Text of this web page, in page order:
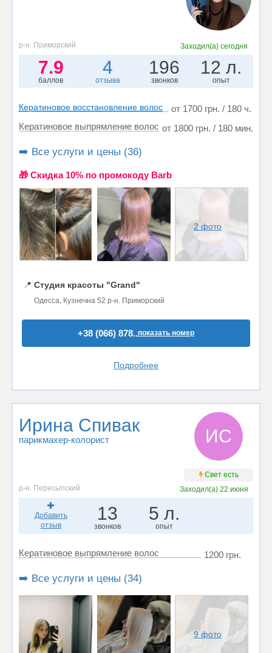
р-н. Приморский Заходил(а)сегодня
7.9
баллов
4
отзыва
196
звонков
12 л.
опыт
Кератиновое восстановление волос
от 1700 грн. / 180 ч.
Кератиновое выпрямление волос от 1800 грн. / 180 мин.
➡️ Все услуги и цены (36)
🎁 Cкидка 10% по промокоду Barb
2 фото
📍 Студия красоты "Grand"
Одесса, Кузнечна 52 р-н. Приморский
+38 (066) 878..показать номер
Подробнее
Ирина Спивак
парикмахер-колорист ИС
Свет есть
р-н. Пересыпский
Заходил(а)22 июня
Добавить
отзыв
13
звонков
5 л.
опыт
Кератиновое выпрямление волос 1200 грн.
➡️ Все услуги и цены (34)
9 фото